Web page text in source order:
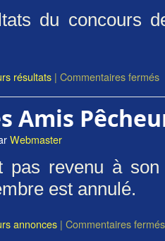
du concours
résultats | Commentaires fermés
Amis
Webmaster
pas revenu à
est annulé.
annonces | Commentaires fermés